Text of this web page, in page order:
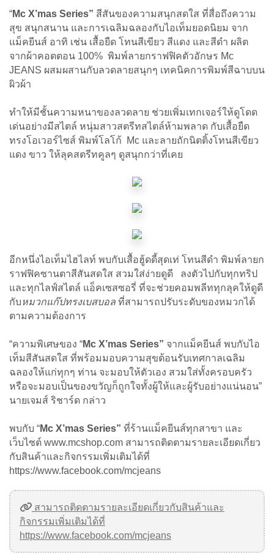
“Mc X’mas Series” สีสันของความสนุกสดใส ที่สื่อถึงความ
สุข สนุกสนาน และการเฉลิมฉลองกับไอเท็มยอดนิยม จาก
แม็คยีนส์ อาทิ เช่น เสื้อยืด โทนสีเขียว สีแดง และสีดำ ผลิต
จากผ้าคอตตอน 100% พิมพ์ลายกราฟฟิคตัวอักษร Mc
JEANS ผสมผสานกับลวดลายสนุกๆ เทคนิคการพิมพ์สีฉาบบน
ผิวผ้า
ทำให้มีชั้นความหนาของลวดลาย ช่วยเพิ่มเทกเจอร์ให้ดูโดด
เด่นอย่างมีสไตล์ หนุ่มสาวสตรีทสไตล์ห้ามพลาด กับเสื้อยืด
ทรงโอเวอร์ไซส์ พิมพ์โลโก้ Mc และลายถักนิตติ้งโทนสีเขียว
แดง ขาว ให้ลุคสตรีทคูลๆ ดูสนุกกว่าที่เคย
อีกหนึ่งไอเท็มไฮไลท์ พบกับเสื้อฮู้ดดี้สุดเท่ โทนสีดำ พิมพ์ลายก
ราฟฟิคซานตาสีสันสดใส สวมใส่ง่ายดูดี ลงตัวไปกับทุกทริป
และทุกไลฟ์สไตล์ แอ็คเซสซอรี่ ที่จะช่วยคอมพลีททุกลุคให้ดูดี
กับหมวกแก๊ปทรงเบสบอล ที่สามารถปรับระดับของหมวกได้
ตามความต้องการ
“ความพิเศษของ “Mc X’mas Series” จากแม็คยีนส์ พบกับไอ
เท็มสีสันสดใส ที่พร้อมมอบความสุขต้อนรับเทศกาลเฉลิม
ฉลองให้แก่ทุกๆ ท่าน จะมอบให้ตัวเอง สวมใส่ทั้งครอบครัว
หรือจะมอบเป็นของขวัญก็ถูกใจทั้งผู้ให้และผู้รับอย่างแน่นอน”
นายเจมส์ ริชาร์ด กล่าว
พบกับ “Mc X’mas Series” ที่ร้านแม็คยีนส์ทุกสาขา และ
เว็บไซต์ www.mcshop.com สามารถติดตามรายละเอียดเกี่ยว
กับสินค้าและกิจกรรมเพิ่มเติมได้ที่
https://www.facebook.com/mcjeans
สามารถติดตามรายละเอียดเกี่ยวกับสินค้าและ
กิจกรรมเพิ่มเติมได้ที่
https://www.facebook.com/mcjeans